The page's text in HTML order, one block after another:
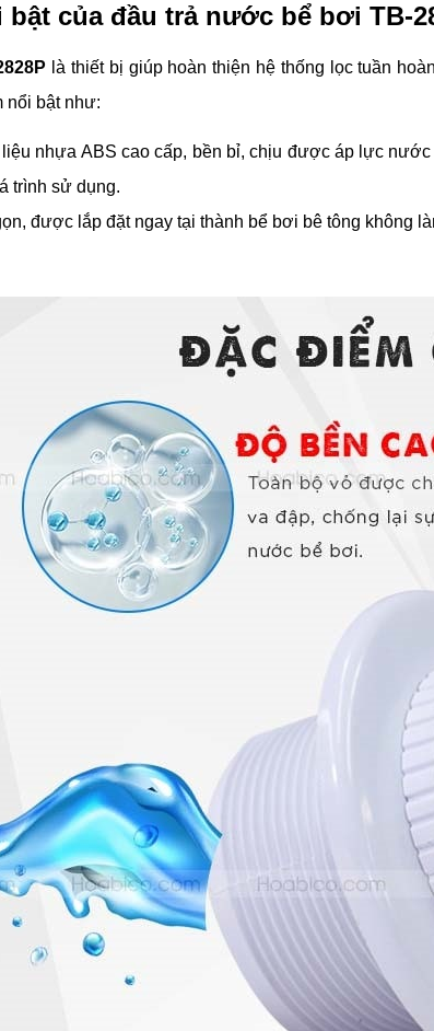
của đầu trả nước bể bơi TB-
là thiết bị giúp hoàn thiện hệ thống lọc tuần
nổi bật như:
nhựa ABS cao cấp, bền bỉ, chịu được áp lực
trình sử dụng.
được lắp đặt ngay tại thành bể bơi bê tông không